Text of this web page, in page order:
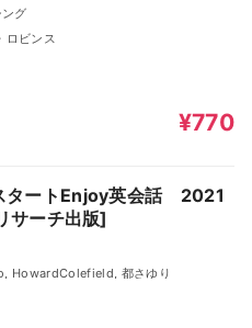
グ
ロビンス
¥770
タートEnjoy英会話 2021
ーチ出版]
HowardColefield, 都さゆり